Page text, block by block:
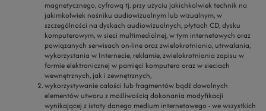
magnetycznego, cyfrową tj. przy użyciu jakichkolwiek technik na
jakimkolwiek nośniku audiowizualnym lub wizualnym, w
szczególności na dyskach audiowizualnych, płytach CD, dysku
komputerowym, w sieci multimedialnej, w tym internetowych oraz
powiązanych serwisach on-line oraz zwielokrotniania, utrwalania,
wykorzystania w Internecie, reklamie, zwielokrotniania zapisu w
formie elektronicznej w pamięci komputera oraz w sieciach
wewnętrznych, jak i zewnętrznych,
wykorzystywanie całości lub fragmentów bądź dowolnych
elementów utworu z możliwością dokonania modyfikacji
wynikającej z istoty danego medium internetowego - we wszystkich